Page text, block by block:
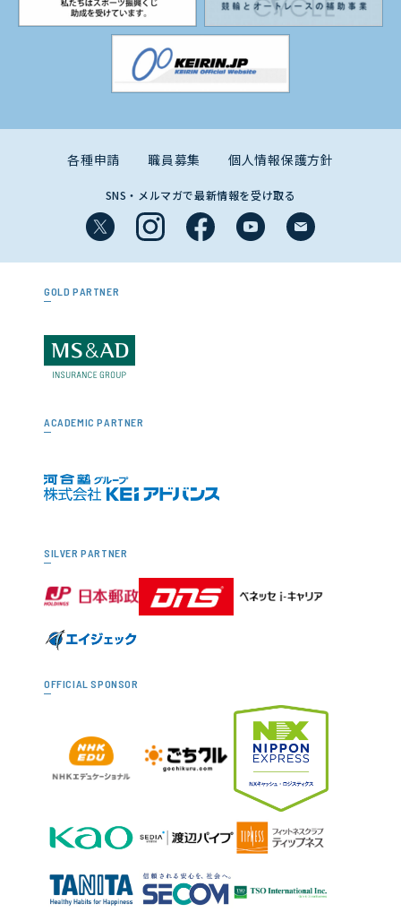
各種申請 職員募集 個人情報保護方針
SNS・メルマガで最新情報を受け取る
GOLD PARTNER
ACADEMIC PARTNER
SILVER PARTNER
OFFICIAL SPONSOR